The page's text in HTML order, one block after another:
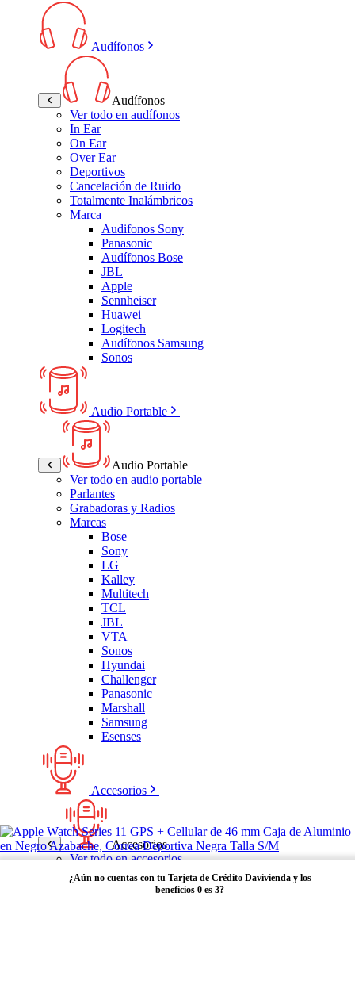
Audífonos
Audífonos
Ver todo en audífonos
In Ear
On Ear
Over Ear
Deportivos
Cancelación de Ruido
Totalmente Inalámbricos
Marca
Audifonos Sony
Panasonic
Audífonos Bose
JBL
Apple
Sennheiser
Huawei
Logitech
Audífonos Samsung
Sonos
Audio Portable
Audio Portable
Ver todo en audio portable
Parlantes
Grabadoras y Radios
Marcas
Bose
Sony
LG
Kalley
Multitech
TCL
JBL
VTA
Sonos
Hyundai
Challenger
Panasonic
Marshall
Samsung
Esenses
Accesorios
Accesorios
Ver todo en accesorios
Micrófonos
Bases
¿Aún no cuentas con tu Tarjeta de Crédito Davivienda y los
beneficios 0 es 3?